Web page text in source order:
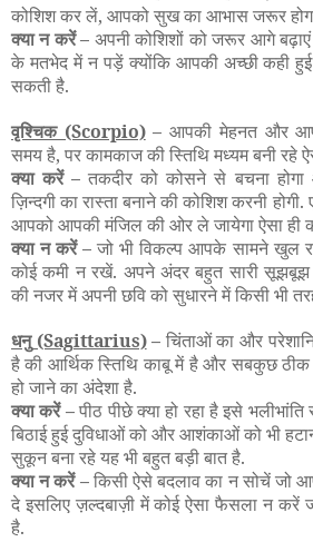
कोशिश कर लें, आपको सुख का आभास जरूर
क्या न करें – अपनी कोशिशों को जरूर आगे बढ़ाएं
के मतभेद में न पड़ें क्योंकि आपकी अच्छी कही
सकती है.
वृश्चिक(Scorpio)– आपकी मेहनत और
समय है, पर कामकाज की स्तिथि मध्यम बनी रहे
क्या करें –तकदीर को कोसने से बचना
ज़िन्दगी का रास्ता बनाने की कोशिश करनी
आपको आपकी मंजिल की ओर ले जायेगा ऐसा ही
क्या न करें –जो भी विकल्प आपके सामने
कोई कमी न रखें. अपने अंदर बहुत सारी
की नजर में अपनी छवि को सुधारने में किसी भी
धनु(Sagittarius)– चिंताओं का और
है की आर्थिक स्तिथि काबू में है और सबकुछ
हो जाने का अंदेशा है.
क्या करें –पीठ पीछे क्या हो रहा है इसे
बिठाई हुई दुविधाओं को और आशंकाओं को भी
सुकून बना रहे यह भी बहुत बड़ी बात है.
क्या न करें –किसी ऐसे बदलाव का न सोचें जो
दे इसलिए ज़ल्दबाज़ी में कोई ऐसा फैसला न करें
है.